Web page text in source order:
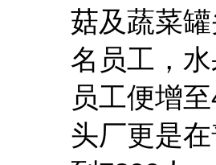
菇及蔬菜
名员工，
员工便增
头厂更是